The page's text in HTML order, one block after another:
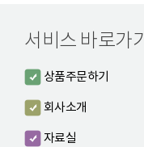
서비스 바로가기
상품주문하기
회사소개
자료실